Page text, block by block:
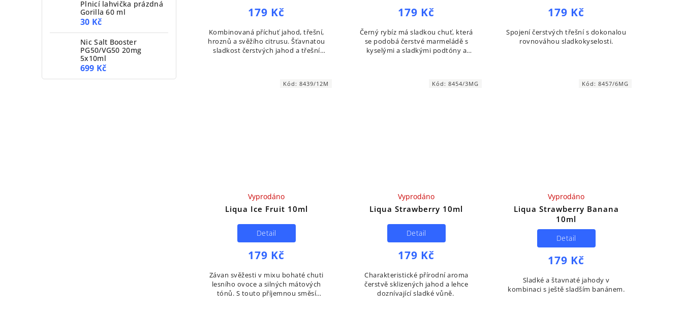
Plnicí lahvička prázdná
Gorilla 60 ml
30 Kč
Nic Salt Booster
PG50/VG50 20mg
5x10ml
699 Kč
179 Kč
Kombinovaná příchuť jahod, třešní,
hroznů a svěžího citrusu. Šťavnatou
sladkost čerstvých jahod a třešní
179 Kč
Černý rybíz má sladkou chuť, která
se podobá čerstvé marmeládě s
kyselými a sladkými podtóny a
179 Kč
Spojení čerstvých třešní s dokonalou
rovnováhou sladkokyselosti.
Liqua Ice Fruit 10ml
Vyprodáno
179 Kč
Detail
Závan svěžesti v mixu bohaté chuti
lesního ovoce a silných mátových
tónů. S touto příjemnou směsí
Kód:8439/12M
Liqua Strawberry 10ml
Vyprodáno
179 Kč
Detail
Charakteristické přírodní aroma
čerstvě sklizených jahod a lehce
doznívající sladké vůně.
Kód:8454/3MG
Liqua Strawberry Banana
10ml
Vyprodáno
179 Kč
Detail
Sladké a štavnaté jahody v
kombinaci s ještě sladším banánem.
Kód:8457/6MG